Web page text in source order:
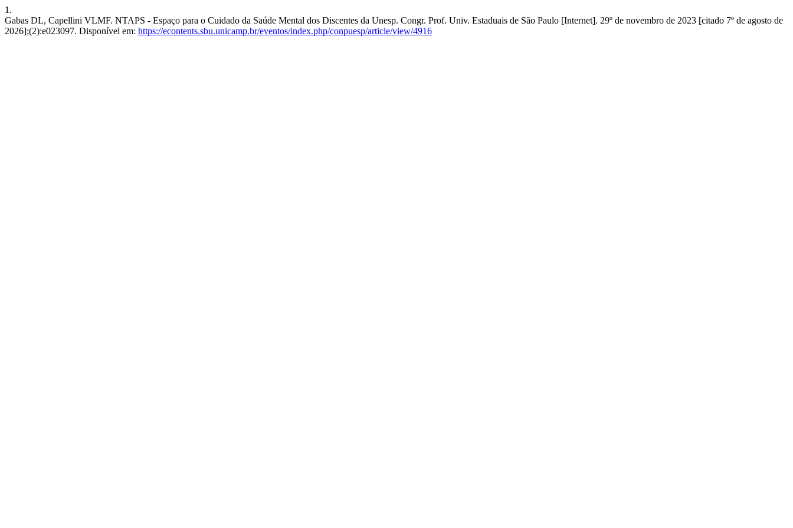
1.
Gabas DL, Capellini VLMF. NTAPS - Espaço para o Cuidado da Saúde Mental dos Discentes da Unesp. Congr. Prof. Univ. Estaduais de São Paulo [Internet]. 29º de novembro de 2023 [citado 7º de agosto de
2026];(2):e023097. Disponível em: https://econtents.sbu.unicamp.br/eventos/index.php/conpuesp/article/view/4916